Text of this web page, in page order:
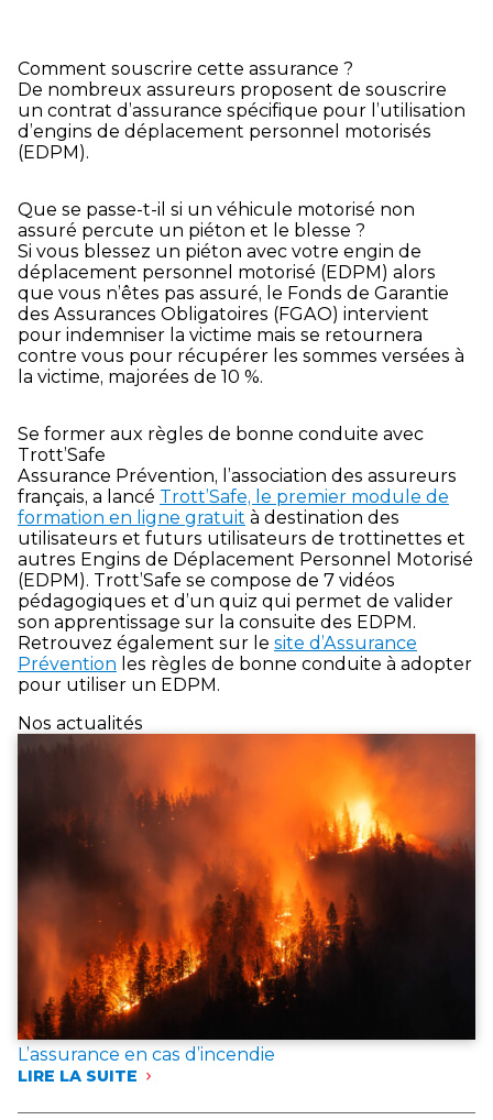
Comment souscrire cette assurance ?
De nombreux assureurs proposent de souscrire
un contrat d’assurance spécifique pour l’utilisation
d’engins de déplacement personnel motorisés
(EDPM).
Que se passe-t-il si un véhicule motorisé non
assuré percute un piéton et le blesse ?
Si vous blessez un piéton avec votre engin de
déplacement personnel motorisé (EDPM) alors
que vous n’êtes pas assuré, le Fonds de Garantie
des Assurances Obligatoires (FGAO) intervient
pour indemniser la victime mais se retournera
contre vous pour récupérer les sommes versées à
la victime, majorées de 10 %.
Se former aux règles de bonne conduite avec
Trott’Safe
Assurance Prévention, l’association des assureurs
français, a lancé Trott’Safe, le premier module de
formation en ligne gratuit à destination des
utilisateurs et futurs utilisateurs de trottinettes et
autres Engins de Déplacement Personnel Motorisé
(EDPM). Trott’Safe se compose de 7 vidéos
pédagogiques et d’un quiz qui permet de valider
son apprentissage sur la consuite des EDPM.
Retrouvez également sur le site d’Assurance
Prévention les règles de bonne conduite à adopter
pour utiliser un EDPM.
Nos actualités
L’assurance en cas d’incendie
LIRE LA SUITE
: